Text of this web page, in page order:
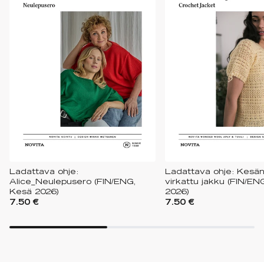
Ladattava ohje:
Alice_Neulepusero (FIN/ENG,
Kesä 2026)
7.50 €
Ladattava ohje:
virkattu jakku (FIN/
2026)
7.50 €